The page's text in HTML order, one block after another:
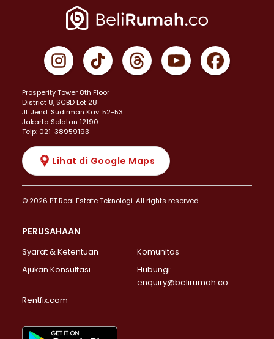
Prosperity Tower 8th Floor
District 8, SCBD Lot 28
JI. Jend. Sudirman Kav. 52-53
Jakarta Selatan 12190
Telp: 021-38959193
Lihat di Google Maps
© 2026 PT Real Estate Teknologi. All rights reserved
PERUSAHAAN
Syarat & Ketentuan
Komunitas
Ajukan Konsultasi
Hubungi:
enquiry@belirumah.co
Rentfix.com